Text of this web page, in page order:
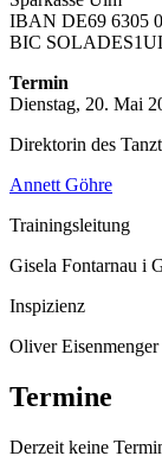
IBAN DE69 6305
BIC
Termin
Dienstag, 20. Mai
Direktorin des
Annett Göhre
Trainingsleitung
Gisela Fontarnau i
Inspizienz
Oliver Eisenmenger
Termine
Derzeit keine